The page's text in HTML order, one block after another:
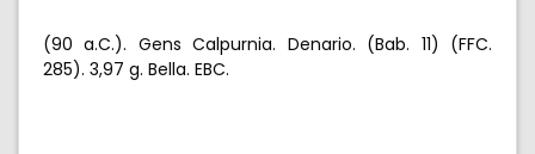
(90 a.C.). Gens Calpurnia. Denario. (Bab. 11) (FFC.
285). 3,97 g. Bella. EBC.